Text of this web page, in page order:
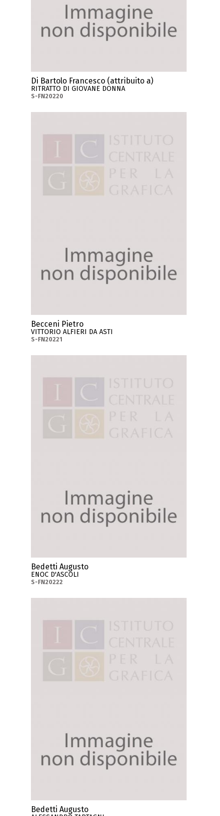
Di Bartolo Francesco (attribuito a)
RITRATTO DI GIOVANE DONNA
S-FN20220
Becceni Pietro
VITTORIO ALFIERI DA ASTI
S-FN20221
Bedetti Augusto
ENOC D'ASCOLI
S-FN20222
Bedetti Augusto